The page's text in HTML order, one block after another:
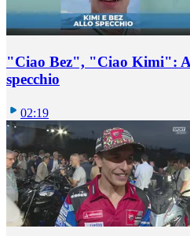
"Ciao Bez", "Ciao Kimi":
specchio
02:19